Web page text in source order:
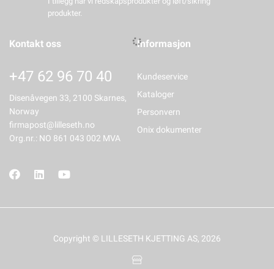
produkter.
Kontakt oss
+47 62 96 70 40
Disenåvegen 33, 2100 Skarnes,
Norway
firmapost@lilleseth.no
Org.nr.: NO 861 043 002 MVA
Informasjon
Kundeservice
Kataloger
Personvern
Onix dokumenter
Copyright © LILLESETH KJETTING AS, 2026